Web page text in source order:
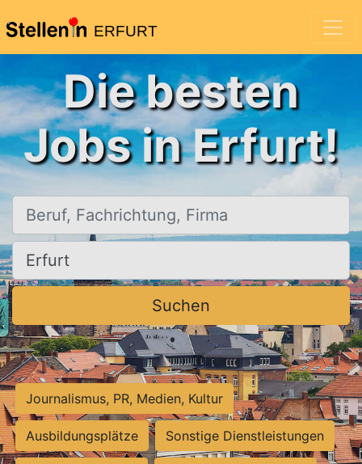
ERFURT
Die besten
Jobs in Erfurt!
Beruf, Fachrichtung, Firma
Ort, Stadt
Suchen
Journalismus, PR, Medien, Kultur
Ausbildungsplätze Sonstige Dienstleistungen